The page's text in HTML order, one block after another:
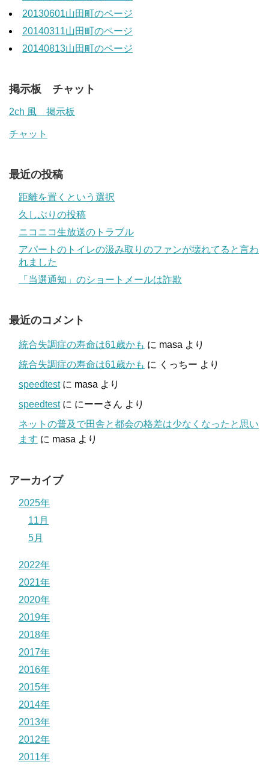
20130601山田町のページ
20140311山田町のページ
20140813山田町のページ
掲示板 チャット
2ch 風 掲示板
チャット
最近の投稿
距離を置くという選択
久しぶりの投稿
ニコニコ生放送のトラブル
アパートのトイレの汲み取りのファンが壊れてると言わ
れました
「当選通知」のショートメールは詐欺
最近のコメント
統合失調症の寿命は61歳かも に masa より
統合失調症の寿命は61歳かも に くっちー より
speedtestに masa より
speedtestに にーーさん より
ネットの普及で田舎と都会の格差は少なくなったと思い
ます に masa より
アーカイブ
2025年
11月
5月
2022年
2021年
2020年
2019年
2018年
2017年
2016年
2015年
2014年
2013年
2012年
2011年